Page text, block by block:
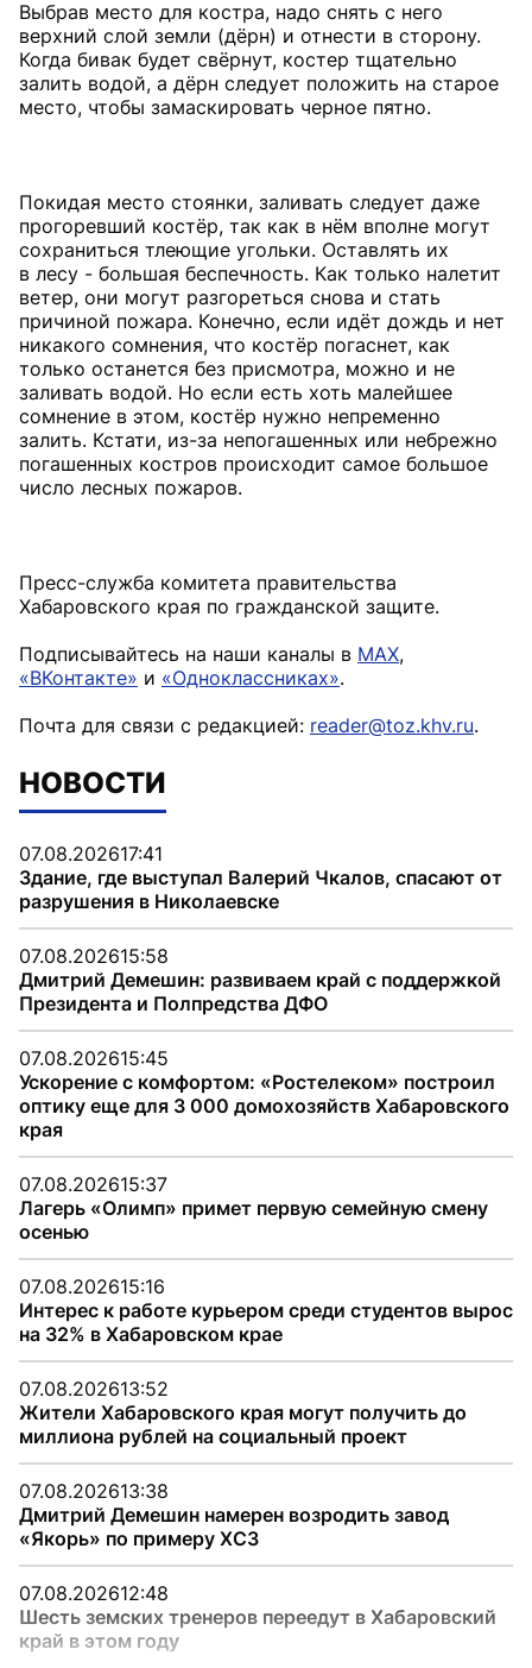
Выбрав место для костра, надо снять с него
верхний слой земли (дёрн) и отнести в сторону.
Когда бивак будет свёрнут, костер тщательно
залить водой, а дёрн следует положить на старое
место, чтобы замаскировать черное пятно.
Покидая место стоянки, заливать следует даже
прогоревший костёр, так как в нём вполне могут
сохраниться тлеющие угольки. Оставлять их
в лесу - большая беспечность. Как только налетит
ветер, они могут разгореться снова и стать
причиной пожара. Конечно, если идёт дождь и нет
никакого сомнения, что костёр погаснет, как
только останется без присмотра, можно и не
заливать водой. Но если есть хоть малейшее
сомнение в этом, костёр нужно непременно
залить. Кстати, из-за непогашенных или небрежно
погашенных костров происходит самое большое
число лесных пожаров.
Пресс-служба комитета правительства
Хабаровского края по гражданской защите.
Подписывайтесь на наши каналы в MAX,
«ВКонтакте» и «Одноклассниках».
Почта для связи с редакцией: reader@toz.khv.ru.
НОВОСТИ
07.08.202617:41
Здание, где выступал Валерий Чкалов, спасают от
разрушения в Николаевске
07.08.202615:58
Дмитрий Демешин: развиваем край с поддержкой
Президента и Полпредства ДФО
07.08.202615:45
Ускорение с комфортом: «Ростелеком» построил
оптику еще для 3 000 домохозяйств Хабаровского
края
07.08.202615:37
Лагерь «Олимп» примет первую семейную смену
осенью
07.08.202615:16
Интерес к работе курьером среди студентов вырос
на 32% в Хабаровском крае
07.08.202613:52
Жители Хабаровского края могут получить до
миллиона рублей на социальный проект
07.08.202613:38
Дмитрий Демешин намерен возродить завод
«Якорь» по примеру ХСЗ
07.08.202612:48
Шесть земских тренеров переедут в Хабаровский
край в этом году